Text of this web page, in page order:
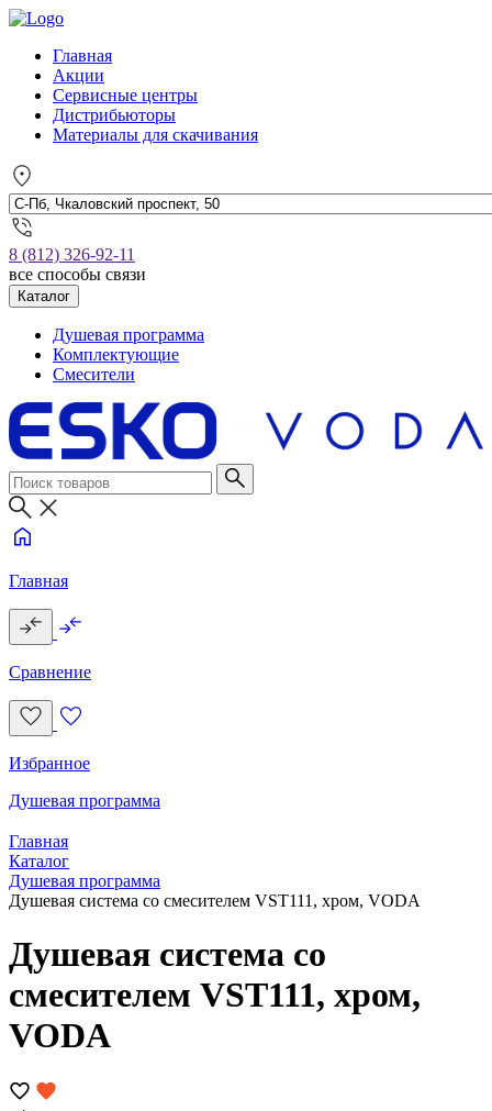
Главная
Акции
Сервисные центры
Дистрибьюторы
Материалы для скачивания
8 (812) 326-92-11
все способы связи
Каталог
Душевая программа
Комплектующие
Смесители
Главная
Сравнение
Избранное
Душевая программа
Главная
Каталог
Душевая программа
Душевая система со смесителем VST111, хром, VODA
Душевая система со
смесителем VST111, хром,
VODA